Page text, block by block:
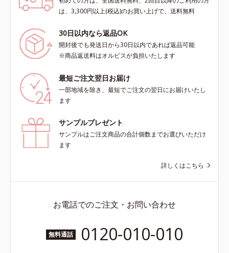
は、3,300円以上(税込)のお買い上げで、送料無料
30日以内なら返品OK
開封後でも発送日から30日以内であれば返品可能
※商品返送料はオルビスが負担いたします
最短ご注文翌日お届け
一部地域を除き、最短でご注文の翌日にお届けいたし
ます
サンプルプレゼント
サンプルはご注文商品の合計個数までお選びいただけ
ます
詳しくはこちら
お電話でのご注文・お問い合わせ
無料通話 0120-010-010